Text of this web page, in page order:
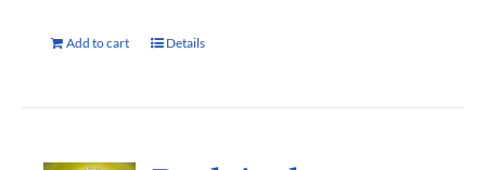
Add to cart Details